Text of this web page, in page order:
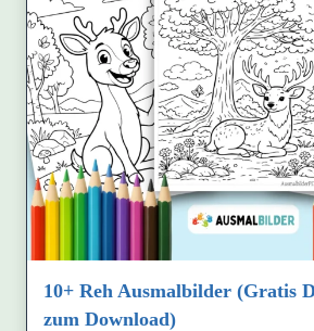
10+ Reh Ausmalbilder (Gratis
zum Download)